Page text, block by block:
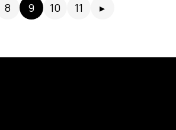
8 9 10 11 ▸